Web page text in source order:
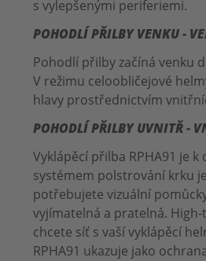
s vylepšenými periferiemi.
POHODLÍ PŘILBY VENKU -
Pohodlí přilby začíná venku
V režimu celoobličejové
hlavy prostřednictvím
POHODLÍ PŘILBY UVNITŘ -
Vyklápěcí přilba RPHA91 je
systémem polstrování krku
potřebujete vizuální
vyjímatelná a pratelná.
chcete síť s vaší vyklápěcí
RPHA91 ukazuje jako